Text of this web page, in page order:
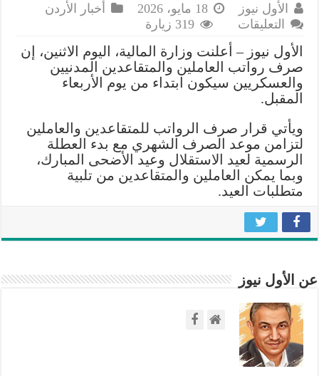
الأول نيوز 18 مايو، 2026
أخبار الأردن
التعليقات
الحكومة:
صرف
الرواتب
ابتداء
الأربعاء
مغلقة
319 زيارة
الأول نيوز – أعلنت وزارة المالية، اليوم الاثنين، إن
صرف رواتب العاملين والمتقاعدين المدنيين
والعسكريين سيكون ابتداء من يوم الأربعاء
المقبل.
ويأتي قرار صرف الرواتب للمتقاعدين والعاملين
لتزامن موعد الصرف الشهري مع بدء العطلة
الرسمية لعيد الاستقلال وعيد الأضحى المبارك،
وبما يمكن العاملين والمتقاعدين من تلبية
متطلبات العيد.
عن الأول نيوز